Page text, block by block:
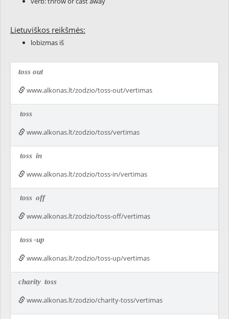
Lietuviškos reikšmės:
lobizmas iš
toss out
www.alkonas.lt/zodzio/toss-out/vertimas
toss
www.alkonas.lt/zodzio/toss/vertimas
toss in
www.alkonas.lt/zodzio/toss-in/vertimas
toss off
www.alkonas.lt/zodzio/toss-off/vertimas
toss-up
www.alkonas.lt/zodzio/toss-up/vertimas
charity toss
www.alkonas.lt/zodzio/charity-toss/vertimas